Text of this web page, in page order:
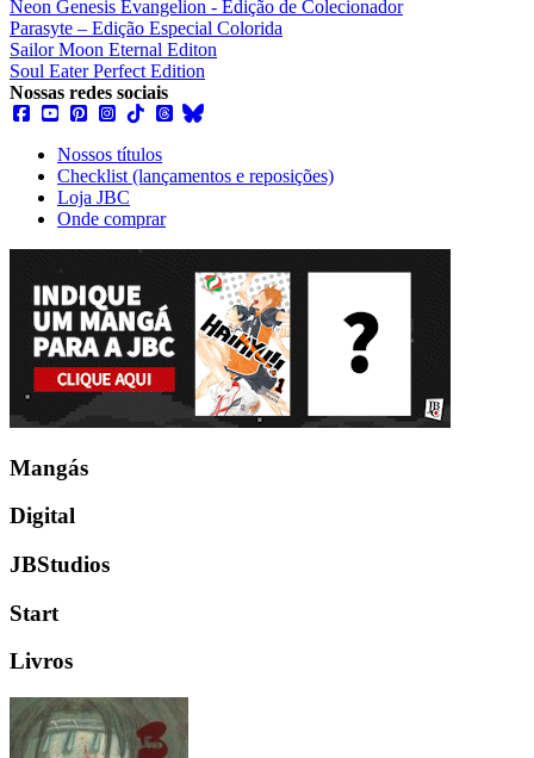
Neon Genesis Evangelion - Edição de Colecionador
Parasyte – Edição Especial Colorida
Sailor Moon Eternal Editon
Soul Eater Perfect Edition
Nossas redes sociais
Nossos títulos
Checklist (lançamentos e reposições)
Loja JBC
Onde comprar
Mangás
Digital
JBStudios
Start
Livros